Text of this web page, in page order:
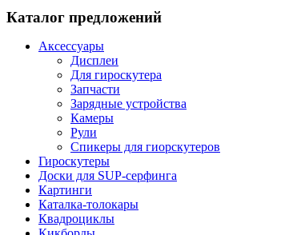
Каталог предложений
Аксессуары
Дисплеи
Для гироскутера
Запчасти
Зарядные устройства
Камеры
Рули
Спикеры для гиорскутеров
Гироскутеры
Доски для SUP-серфинга
Картинги
Каталка-толокары
Квадроциклы